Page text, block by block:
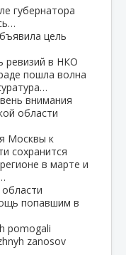
губернатора
цель
пошла волна
внимания
области
в марте и
попавшим в